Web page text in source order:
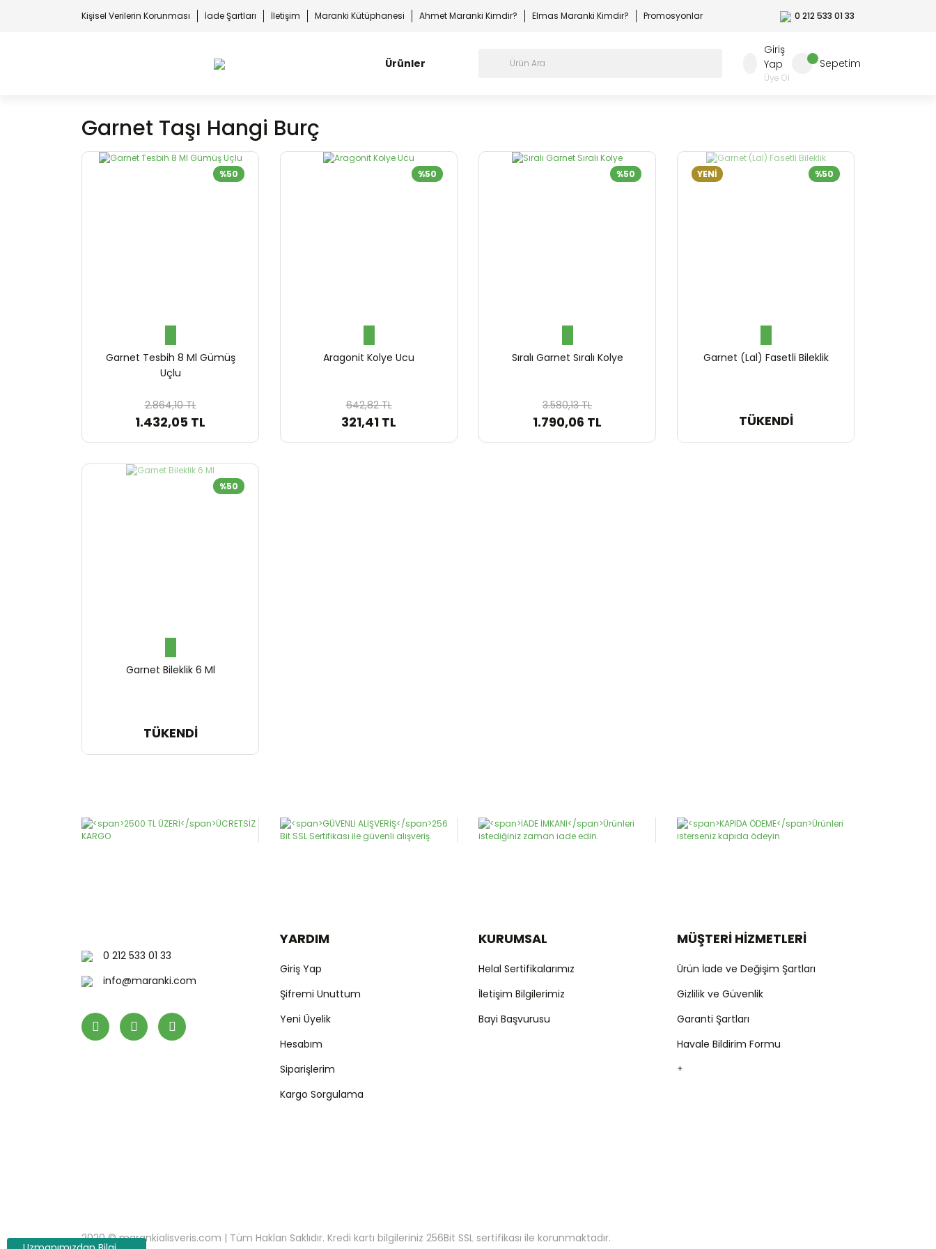
Kişisel Verilerin Korunması İade Şartları İletişim Maranki Kütüphanesi Ahmet Maranki Kimdir? Elmas Maranki Kimdir? Promosyonlar 0 212 533 01 33
Ürünler
Giriş
Yap
Üye Ol
Sepetim
Garnet Taşı Hangi Burç
%50
Garnet Tesbih 8 Ml Gümüş
Uçlu
2.864,10 TL
1.432,05 TL
%50
Aragonit Kolye Ucu
642,82 TL
321,41 TL
%50
Sıralı Garnet Sıralı Kolye
3.580,13 TL
1.790,06 TL
%50
YENİ
Garnet (Lal) Fasetli Bileklik
1.044,58 TL
TÜKENDİ
%50
Garnet Bileklik 6 Ml
324,98 TL
TÜKENDİ
0 212 533 01 33
info@maranki.com
YARDIM
Giriş Yap
Şifremi Unuttum
Yeni Üyelik
Hesabım
Siparişlerim
Kargo Sorgulama
KURUMSAL
Helal Sertifikalarımız
İletişim Bilgilerimiz
Bayi Başvurusu
MÜŞTERİ HİZMETLERİ
Ürün İade ve Değişim Şartları
Gizlilik ve Güvenlik
Garanti Şartları
Havale Bildirim Formu
+
2020 © marankialisveris.com | Tüm Hakları Saklıdır. Kredi kartı bilgileriniz 256Bit SSL sertifikası ile korunmaktadır.